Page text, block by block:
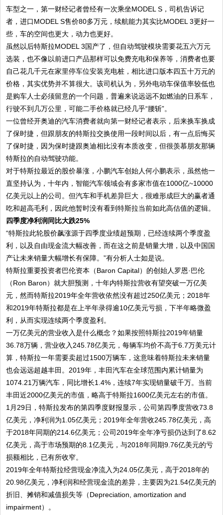
车型之一，第一财经记者曾经有一次乘坐MODEL S，司机告诉记
者，进口MODEL S售价80多万元，续航能力其实比MODEL 3更好一
些，车的空间也更大，动力也更好。
虽然以后特斯拉MODEL 3国产了，但自动驾驶模块需要花五六万元
选装，也不像以前进口产品那样可以免费充电和保养等，消费者也要
自己花几千元在家里停车位安装充电桩，相比进口版本四五十万元的
价格，其实优势并不算很大。该司机认为，另外电动车保值率较低也
是购车人士必须留意的一个问题，普遍来说远远不如燃油的日系车，
行驶不到几万公里，可能二手价格就已经几乎“腰斩”。
一位曾经开奥迪的汽车消费者就向第一财经记者表示，后来换车换成
了保时捷，但跟朋友的特斯拉交换使用一段时间以后，有一点后悔买
了保时捷，因为保时捷跟奥迪相比没有本质改变，但很羡慕朋友那辆
特斯拉的自动驾驶功能。
对于特斯拉最近的股价暴涨，小鹏汽车创始人何小鹏表示，虽然他一
直坚持认为，十年内，智能汽车领域会有多家市值在1000亿~10000
亿美元以上的公司。但汽车和手机差异巨大，很难形成巨大的赢者通
吃和超高毛利，因此他暂时没有看到特斯拉当前如此高估值的逻辑。
四季度净利润同比大跌25%
“特斯拉此轮股价飙涨源于四季度业绩超预期，已经连续两个季度盈
利，以及自由现金流大幅改善，而在这之前是销量大增，以及中国国
产让未来销量大幅增长有保障。”有分析人士如是说。
特斯拉重要投资者巴伦资本（Baron Capital）的创始人罗恩·巴伦
（Ron Baron）就大胆预测，十年内特斯拉营收有望突破一万亿美
元，然而特斯拉2019年全年营收依然没有超过250亿美元；2018年
和2019年特斯拉都是在上半年录得逾10亿美元亏损，下半年略微盈
利，从而实现连续两个季度盈利。
一万亿美元的营业收入是什么概念？如果按照特斯拉2019年销量
36.78万辆，营业收入245.78亿美元，每辆车均价不高于6.7万美元计
算，特斯拉一年需要卖超过1500万辆车，这意味着特斯拉未来销量
也会远远超越丰田。2019年，丰田汽车在全球范围内累计销量为
1074.21万辆汽车，同比增长1.4%，连续7年实现销量破千万。当前
丰田近2000亿美元的市值，略高于特斯拉1600亿美元左右的市值。
1月29日，特斯拉发布的第四季度财报显示，公司第四季度营收73.8
亿美元，净利润为1.05亿美元；2019年全年营收245.78亿美元，高
于2018年同期的214.6亿美元；公司2019年全年净亏损仍达到了8.62
亿美元，高于市场预期的8.1亿美元，与2018年同期9.76亿美元的亏
损额相比，已有所收窄。
2019年全年特斯拉经营现金净流入为24.05亿美元，高于2018年的
20.98亿美元，净利润和经营现金流的差异，主要因为21.54亿美元的
折旧、摊销和减值损失等（Depreciation, amortization and
impairment）。